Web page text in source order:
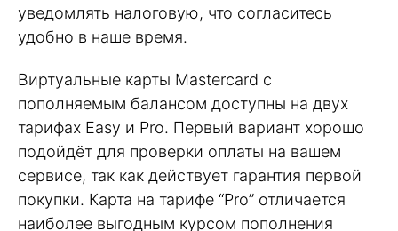
уведомлять налоговую, что согласитесь
удобно в наше время.
Виртуальные карты Mastercard c
пополняемым балансом доступны на двух
тарифах Easy и Pro. Первый вариант хорошо
подойдёт для проверки оплаты на вашем
сервисе, так как действует гарантия первой
покупки. Карта на тарифе “Pro” отличается
наиболее выгодным курсом пополнения